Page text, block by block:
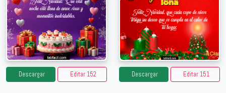
Descargar Editar 152 Descargar Editar 151